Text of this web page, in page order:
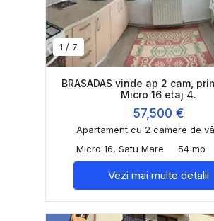
1 / 7
BRASADAS vinde ap 2 cam,
Micro 16 etaj 4.
57,500 €
Apartament cu 2 camere de
Micro 16, Satu Mare
54 mp
Vezi mai multe detalii